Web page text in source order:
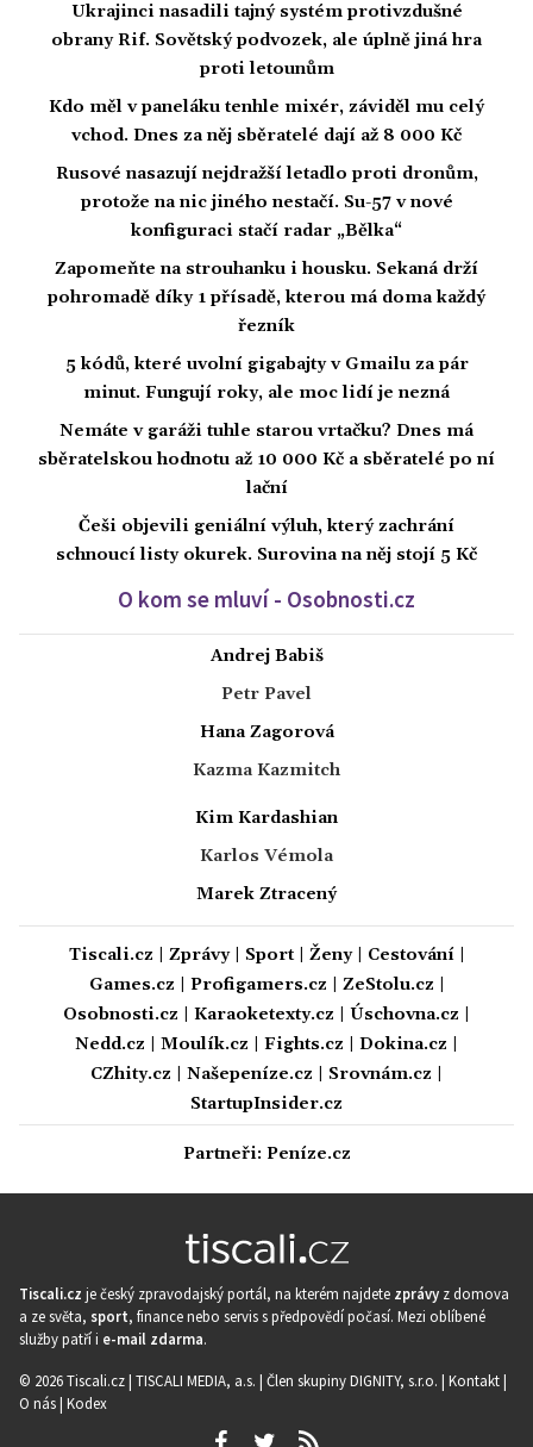
Ukrajinci nasadili tajný systém protivzdušné
obrany Rif. Sovětský podvozek, ale úplně jiná hra
proti letounům
Kdo měl v paneláku tenhle mixér, záviděl mu celý
vchod. Dnes za něj sběratelé dají až 8 000 Kč
Rusové nasazují nejdražší letadlo proti dronům,
protože na nic jiného nestačí. Su-57 v nové
konfiguraci stačí radar „Bělka“
Zapomeňte na strouhanku i housku. Sekaná drží
pohromadě díky 1 přísadě, kterou má doma každý
řezník
5 kódů, které uvolní gigabajty v Gmailu za pár
minut. Fungují roky, ale moc lidí je nezná
Nemáte v garáži tuhle starou vrtačku? Dnes má
sběratelskou hodnotu až 10 000 Kč a sběratelé po ní
lační
Češi objevili geniální výluh, který zachrání
schnoucí listy okurek. Surovina na něj stojí 5 Kč
O kom se mluví - Osobnosti.cz
Andrej Babiš
Petr Pavel
Hana Zagorová
Kazma Kazmitch
Kim Kardashian
Karlos Vémola
Marek Ztracený
Tiscali.cz Zprávy| Sport| Ženy| Cestování|
Games.cz
Profigamers.cz ZeStolu.cz
Osobnosti.cz
Karaoketexty.cz Úschovna.cz
Nedd.cz
Moulík.cz Fights.cz Dokina.cz
CZhity.cz
Našepeníze.cz Srovnám.cz
StartupInsider.cz
Partneři: Peníze.cz
Tiscali.cz je český zpravodajský portál, na kterém najdete zprávy z domova
a ze světa, sport, finance nebo servis s předpovědí počasí. Mezi oblíbené
služby patří i e-mail zdarma.
© 2026 Tiscali.cz | TISCALI MEDIA, a.s. | Člen skupiny DIGNITY, s.r.o. | Kontakt|
O nás| Kodex